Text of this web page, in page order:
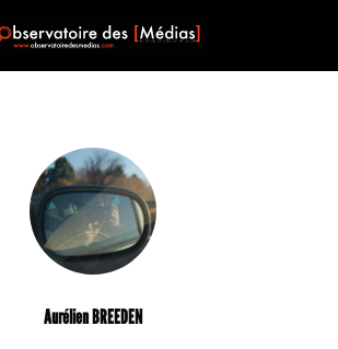
Aurélien BREEDEN